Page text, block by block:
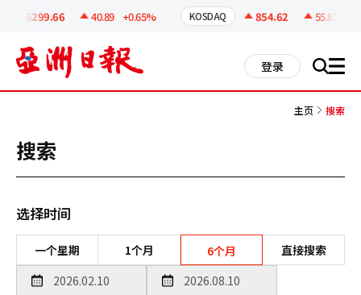
6299.66 40.89 +0.65% KOSDAQ 854.62 55.81
登录 搜 all
主页 搜索
搜索
选择时间
一个星期 1个月 6个月 直接搜索